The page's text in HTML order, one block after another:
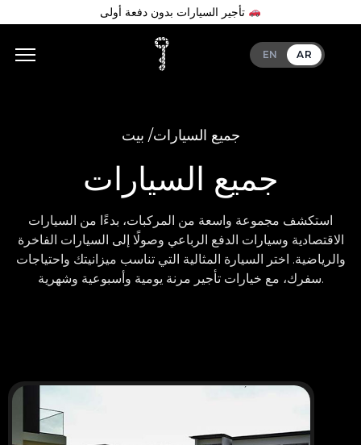
EN AR
بيت /جميع السيارات
جميع السيارات
استكشف مجموعة واسعة من المركبات، بدءًا من السيارات
الاقتصادية وسيارات الدفع الرباعي وصولًا إلى السيارات الفاخرة
والرياضية. اختر السيارة المثالية التي تناسب ميزانيتك واحتياجات
سفرك، مع خيارات تأجير مرنة يومية وأسبوعية وشهرية.